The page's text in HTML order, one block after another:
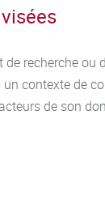
recherche ou
contexte de
de son